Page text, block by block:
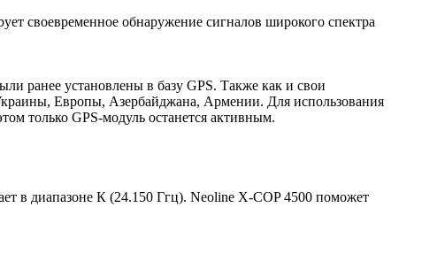
своевременное обнаружение сигналов широкого спектра
ранее установлены в базу GPS. Также как и свои
Европы, Азербайджана, Армении. Для использования
только GPS-модуль останется активным.
в диапазоне К (24.150 Ггц). Neoline X-COP 4500 поможет